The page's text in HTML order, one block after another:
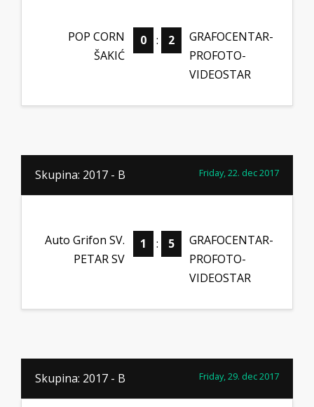
POP CORN
ŠAKIĆ
0 : 2
GRAFOCENTAR-
PROFOTO-
VIDEOSTAR
Skupina: 2017 - B Friday, 22. dec 2017
Auto Grifon SV.
PETAR SV
1 : 5
GRAFOCENTAR-
PROFOTO-
VIDEOSTAR
Skupina: 2017 - B Friday, 29. dec 2017